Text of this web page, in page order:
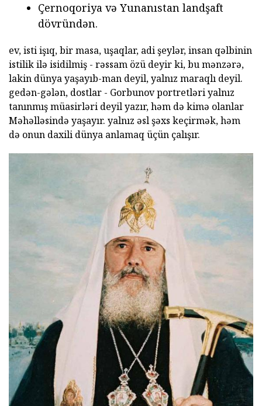
Çernoqoriya və Yunanıstan landşaft
dövründən.
ev, isti işıq, bir masa, uşaqlar, adi şeylər, insan qəlbinin
istilik ilə isidilmiş - rəssam özü deyir ki, bu mənzərə,
lakin dünya yaşayıb-man deyil, yalnız maraqlı deyil.
gedən-gələn, dostlar - Gorbunov portretləri yalnız
tanınmış müasirləri deyil yazır, həm də kimə olanlar
Məhəlləsində yaşayır. yalnız əsl şəxs keçirmək, həm
də onun daxili dünya anlamaq üçün çalışır.